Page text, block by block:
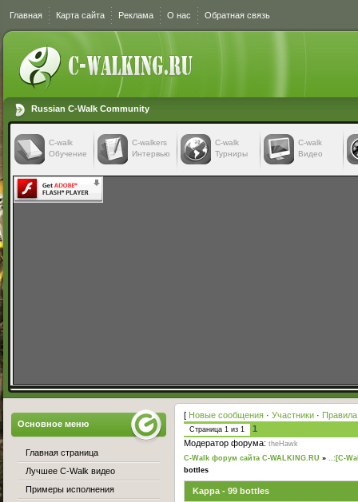
Главная Карта сайта Реклама О нас Обратная связь
Russian C-Walk Community
C-walk
Обучение
C-walkers
Интервью
С-walk
Турниры
С-walk
Видео
[ Новые сообщения · Участники ·
Страница 1 из 1
1
Модератор форума: theHawk
C-Walk форум сайта C-WALKING.RU » ..:[C-
bottles
Kappa - 99 bottles
Основное меню
Главная страница
Лучшее C-Walk видео
Примеры исполнения